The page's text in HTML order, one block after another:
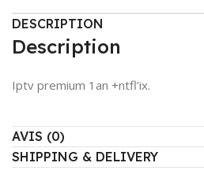
DESCRIPTION
Description
Iptv premium 1an +ntfl’ix.
AVIS (0)
SHIPPING & DELIVERY